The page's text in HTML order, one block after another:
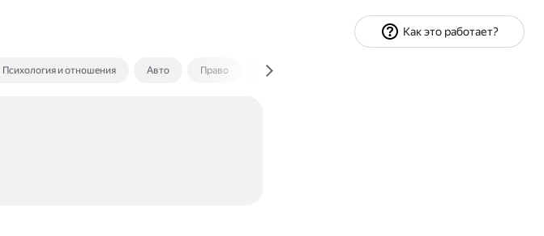
Психология и отношения Авто Право Экономика и финансы
Как это работает?